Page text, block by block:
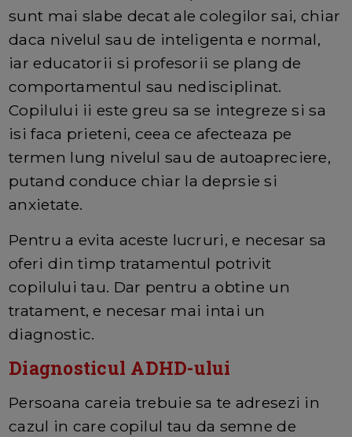
sunt mai slabe decat ale colegilor sai, chiar
daca nivelul sau de inteligenta e normal,
iar educatorii si profesorii se plang de
comportamentul sau nedisciplinat.
Copilului ii este greu sa se integreze si sa
isi faca prieteni, ceea ce afecteaza pe
termen lung nivelul sau de autoapreciere,
putand conduce chiar la deprsie si
anxietate.
Pentru a evita aceste lucruri, e necesar sa
oferi din timp tratamentul potrivit
copilului tau. Dar pentru a obtine un
tratament, e necesar mai intai un
diagnostic.
Diagnosticul ADHD-ului
Persoana careia trebuie sa te adresezi in
cazul in care copilul tau da semne de